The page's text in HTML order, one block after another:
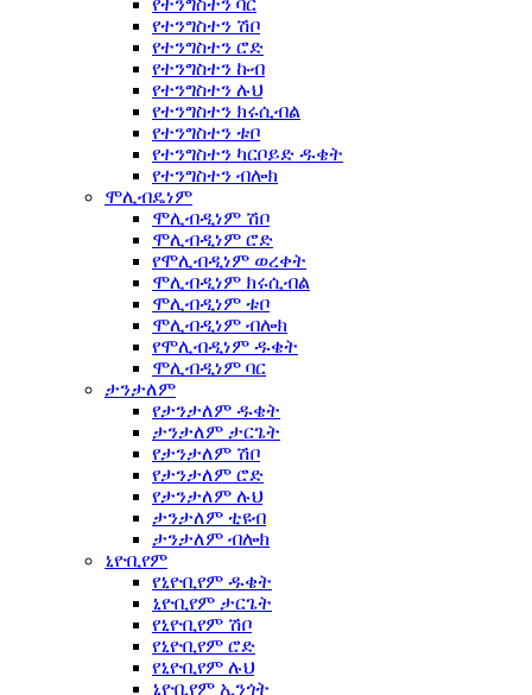
የተንግስተን ባር
የተንግስተን ሽቦ
የተንግስተን ሮድ
የተንግስተን ኩብ
የተንግስተን ሉህ
የተንግስተን ክሩሲብል
የተንግስተን ቱቦ
የተንግስተን ካርቦይድ ዱቄት
የተንግስተን ብሎክ
ሞሊብዴነም
ሞሊብዲነም ሽቦ
ሞሊብዲነም ሮድ
የሞሊብዲነም ወረቀት
ሞሊብዲነም ክሩሲብል
ሞሊብዲነም ቱቦ
ሞሊብዲነም ብሎክ
የሞሊብዲነም ዱቄት
ሞሊብዲነም ባር
ታንታለም
የታንታለም ዱቄት
ታንታለም ታርጌት
የታንታለም ሽቦ
የታንታለም ሮድ
የታንታለም ሉህ
ታንታለም ቲዩብ
ታንታለም ብሎክ
ኒዮቢየም
የኒዮቢየም ዱቄት
ኒዮቢየም ታርጌት
የኒዮቢየም ሽቦ
የኒዮቢየም ሮድ
የኒዮቢየም ሉህ
ኒዮቢየም ኢንጎት